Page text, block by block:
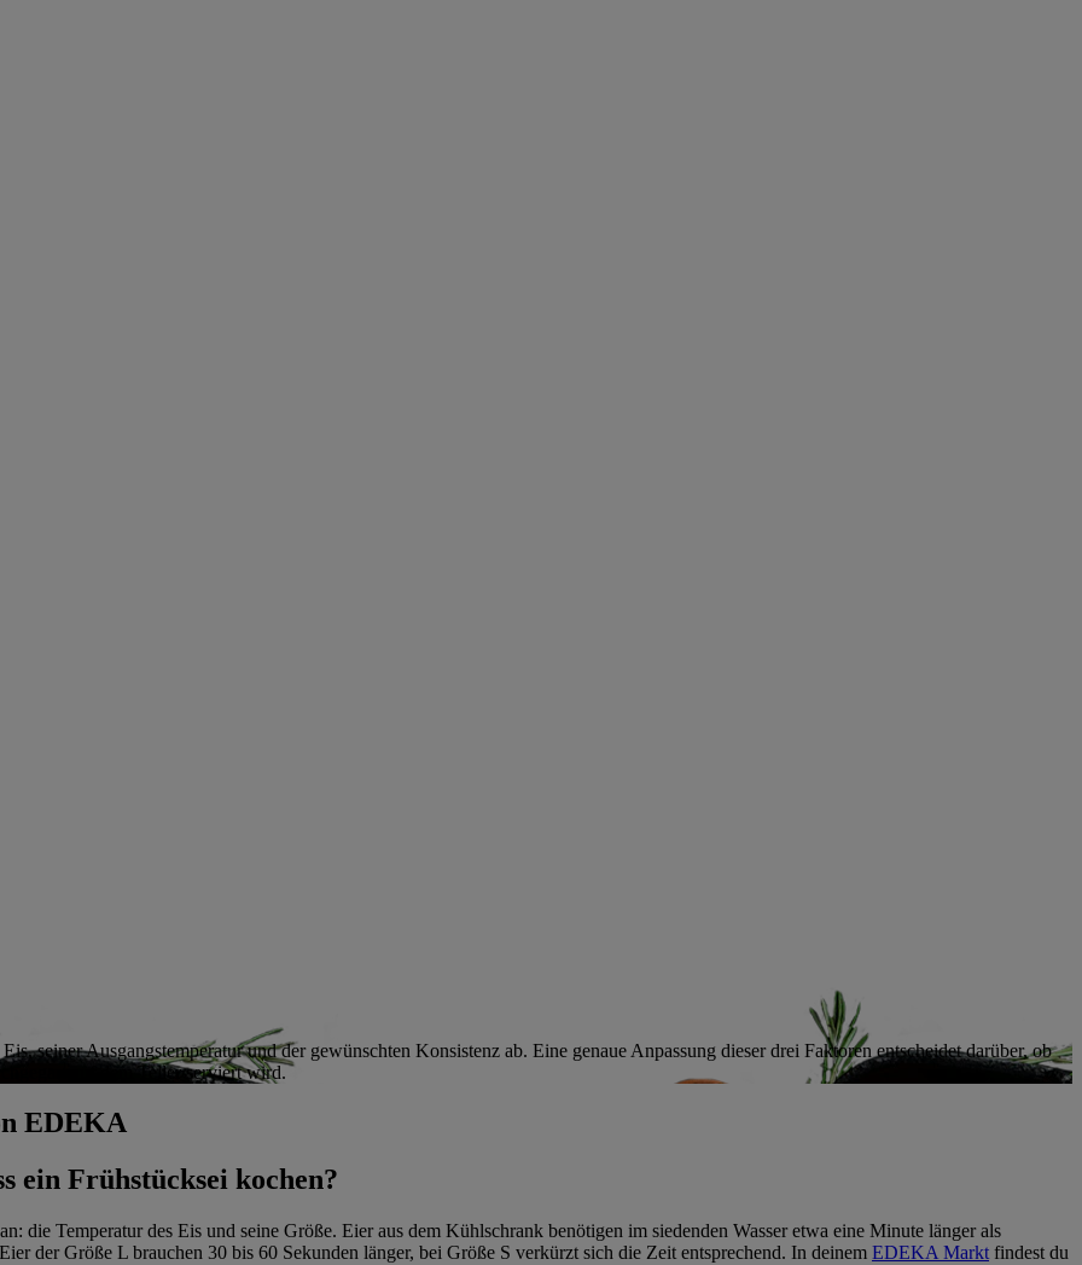
seiner Ausgangstemperatur und der gewünschten Konsistenz ab. Eine genaue Anpassung dieser drei Faktoren entscheidet darüber, ob
auf dem Teller serviert wird.
EDEKA
ein Frühstücksei kochen?
die Temperatur des Eis und seine Größe. Eier aus dem Kühlschrank benötigen im siedenden Wasser etwa eine Minute länger als
der Größe L brauchen 30 bis 60 Sekunden länger, bei Größe S verkürzt sich die Zeit entsprechend. In deinem EDEKA Markt findest du